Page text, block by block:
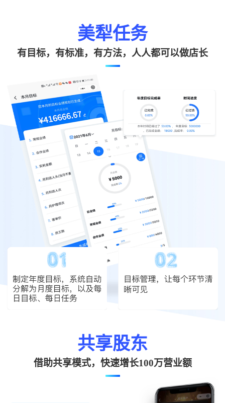
美犁任务
有目标，有标准，有方法，人人都可以做店长
共享股东
借助共享模式，快速增长100万营业额